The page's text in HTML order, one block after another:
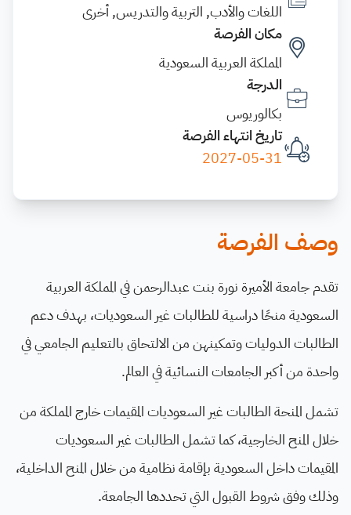
اللغات والأدب, التربية والتدريس, أخرى
مكان الفرصة
المملكة العربية السعودية
الدرجة
بكالوريوس
تاريخ انتهاء الفرصة
2027-05-31
وصف الفرصة
تقدم جامعة الأميرة نورة بنت عبدالرحمن في المملكة العربية
السعودية منحًا دراسية للطالبات غير السعوديات، بهدف دعم
الطالبات الدوليات وتمكينهن من الالتحاق بالتعليم الجامعي في
واحدة من أكبر الجامعات النسائية في العالم.
تشمل المنحة الطالبات غير السعوديات المقيمات خارج المملكة من
خلال المنح الخارجية، كما تشمل الطالبات غير السعوديات
المقيمات داخل السعودية بإقامة نظامية من خلال المنح الداخلية،
وذلك وفق شروط القبول التي تحددها الجامعة.